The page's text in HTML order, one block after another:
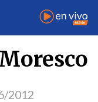
2012